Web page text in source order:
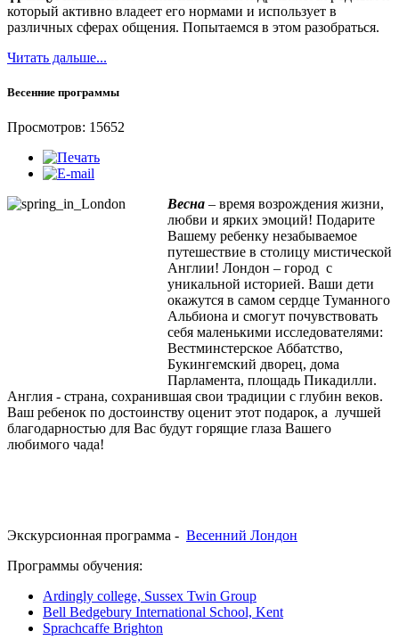
который активно владеет его нормами и использует в
различных сферах общения. Попытаемся в этом разобраться.
Читать дальше...
Весенние программы
Просмотров: 15652
Весна – время возрождения жизни,
любви и ярких эмоций! Подарите
Вашему ребенку незабываемое
путешествие в столицу мистической
Англии! Лондон – город с
уникальной историей. Ваши дети
окажутся в самом сердце Туманного
Альбиона и смогут почувствовать
себя маленькими исследователями:
Вестминстерское Аббатство,
Букингемский дворец, дома
Парламента, площадь Пикадилли.
Англия - страна, сохранившая свои традиции с глубин веков.
Ваш ребенок по достоинству оценит этот подарок, а лучшей
благодарностью для Вас будут горящие глаза Вашего
любимого чада!
Экскурсионная программа - Весенний Лондон
Программы обучения:
Ardingly college, Sussex Twin Group
Bell Bedgebury International School, Kent
Sprachcaffe Brighton